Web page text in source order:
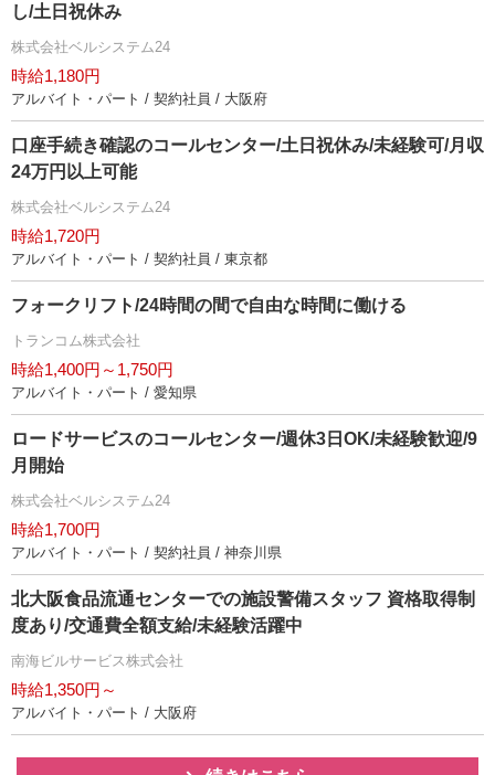
し/土日祝休み
株式会社ベルシステム24
時給1,180円
アルバイト・パート / 契約社員 / 大阪府
口座手続き確認のコールセンター/土日祝休み/未経験可/月収
24万円以上可能
株式会社ベルシステム24
時給1,720円
アルバイト・パート / 契約社員 / 東京都
フォークリフト/24時間の間で自由な時間に働ける
トランコム株式会社
時給1,400円～1,750円
アルバイト・パート / 愛知県
ロードサービスのコールセンター/週休3日OK/未経験歓迎/9
月開始
株式会社ベルシステム24
時給1,700円
アルバイト・パート / 契約社員 / 神奈川県
北大阪食品流通センターでの施設警備スタッフ 資格取得制
度あり/交通費全額支給/未経験活躍中
南海ビルサービス株式会社
時給1,350円～
アルバイト・パート / 大阪府